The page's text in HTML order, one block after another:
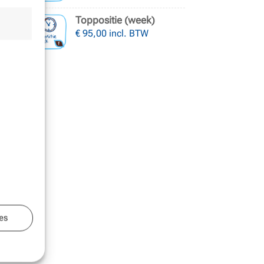
Toppositie (week)
€ 95,00 incl. BTW